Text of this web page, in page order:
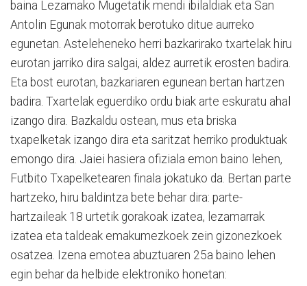
baina Lezamako Mugetatik mendi ibilaldiak eta San
Antolin Egunak motorrak berotuko ditue aurreko
egunetan. Asteleheneko herri bazkarirako txartelak hiru
eurotan jarriko dira salgai, aldez aurretik erosten badira.
Eta bost eurotan, bazkariaren egunean bertan hartzen
badira. Txartelak eguerdiko ordu biak arte eskuratu ahal
izango dira. Bazkaldu ostean, mus eta briska
txapelketak izango dira eta saritzat herriko produktuak
emongo dira. Jaiei hasiera ofiziala emon baino lehen,
Futbito Txapelketearen finala jokatuko da. Bertan parte
hartzeko, hiru baldintza bete behar dira: parte-
hartzaileak 18 urtetik gorakoak izatea, lezamarrak
izatea eta taldeak emakumezkoek zein gizonezkoek
osatzea. Izena emotea abuztuaren 25a baino lehen
egin behar da helbide elektroniko honetan: